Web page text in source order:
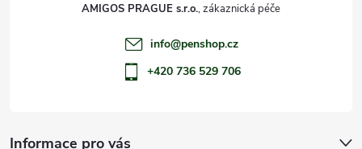
Informace pro vás
AMIGOS PRAGUE s.r.o.
info@penshop.cz
+420 736 529 706